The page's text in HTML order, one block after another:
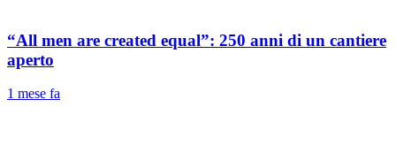
“All men are created equal”: 250 anni di un cantiere
aperto
1 mese fa